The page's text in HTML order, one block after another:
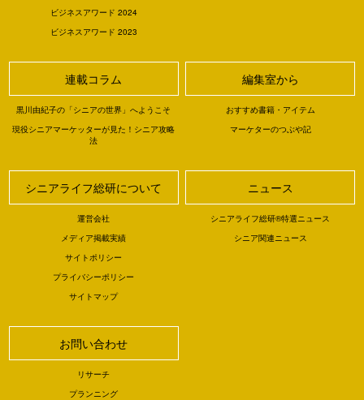
ビジネスアワード 2024
ビジネスアワード 2023
連載コラム
黒川由紀子の「シニアの世界」へようこそ
現役シニアマーケッターが見た！シニア攻略
法
編集室から
おすすめ書籍・アイテム
マーケターのつぶや記
シニアライフ総研について
運営会社
メディア掲載実績
サイトポリシー
プライバシーポリシー
サイトマップ
ニュース
シニアライフ総研®特選ニュース
シニア関連ニュース
お問い合わせ
リサーチ
プランニング